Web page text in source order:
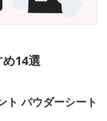
14選
ト パウダーシート